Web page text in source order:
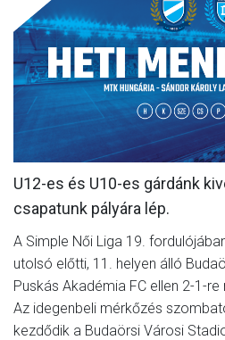
KLUB
U12-es és U10-es gárdánk
csapatunk pályára lép.
A Simple Női Liga 19.
utolsó előtti, 11. helyen álló
Puskás Akadémia FC ellen 2-1-
Az idegenbeli mérkőzés
kezdődik a Budaörsi Városi